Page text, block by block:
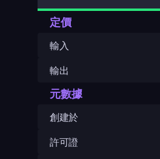
定價
輸入
輸出
元數據
創建於
許可證